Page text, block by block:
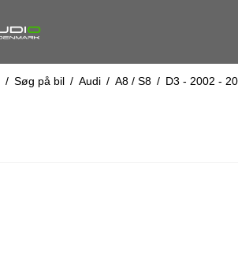
/ Søg på bil / Audi / A8 / S8 / D3 - 2002 -